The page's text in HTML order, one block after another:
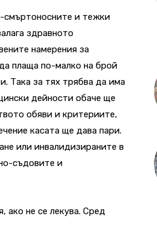
смъртоносните и тежки
здравното
намерения за
плаща по-малко на брой
Така за тях трябва да има
дейности обаче ще
обяви и критериите,
касата ще дава пари.
или инвалидизираните в
съдовите и
ако не се лекува. Сред